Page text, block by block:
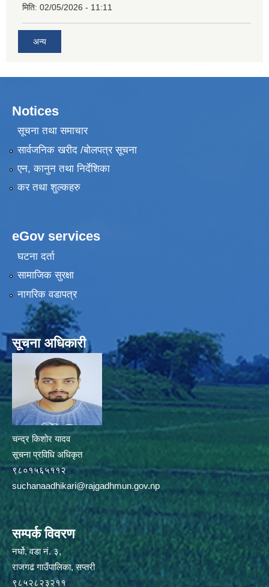
मिति: 02/05/2026 - 11:11
अन्य
Notices
सूचना तथा समाचार
सार्वजनिक खरीद /बोलपत्र सूचना
एन, कानुन तथा निर्देशिका
कर तथा शुल्कहरु
eGov services
घटना दर्ता
सामाजिक सुरक्षा
नागरिक वडापत्र
सूचना अधिकारी
चन्द्र किशोर यादव
सूचना प्रविधि अधिकृत
९८०१५६५११२
suchanaadhikari@rajgadhmun.gov.np
सम्पर्क विवरण
नर्घो, वडा नं. ३,
राजगढ गाउँपालिका, सप्तरी
९८५२८२३२११